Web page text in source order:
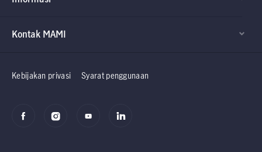
Factsheet dan
Kontak MAMI
Kebijakan privasi Syarat penggunaan